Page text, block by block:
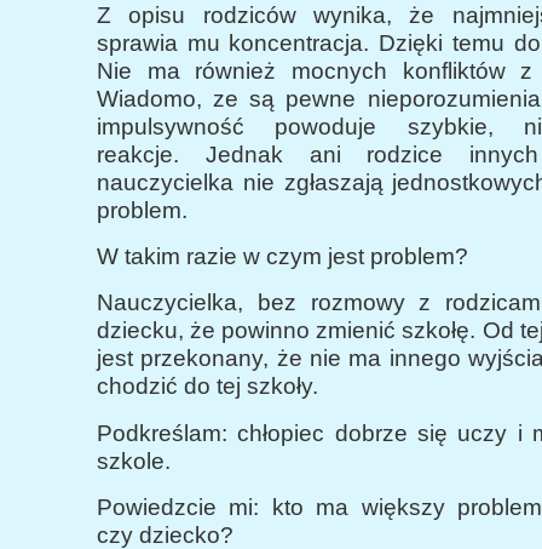
Z opisu rodziców wynika, że
sprawia mu koncentracja. Dzięki temu
Nie ma również mocnych konfliktów z
Wiadomo, ze są pewne
impulsywność powoduje szybkie,
reakcje. Jednak ani rodzice
nauczycielka nie zgłaszają
problem.
W takim razie w czym jest problem?
Nauczycielka, bez rozmowy z
dziecku, że powinno zmienić szkołę. Od
jest przekonany, że nie ma innego
chodzić do tej szkoły.
Podkreślam: chłopiec dobrze się uczy i
szkole.
Powiedzcie mi: kto ma większy
czy dziecko?